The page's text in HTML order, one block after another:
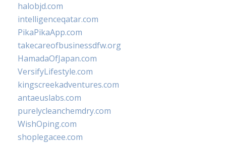
halobjd.com
intelligenceqatar.com
PikaPikaApp.com
takecareofbusinessdfw.org
HamadaOfJapan.com
VersifyLifestyle.com
kingscreekadventures.com
antaeuslabs.com
purelycleanchemdry.com
WishOping.com
shoplegacee.com